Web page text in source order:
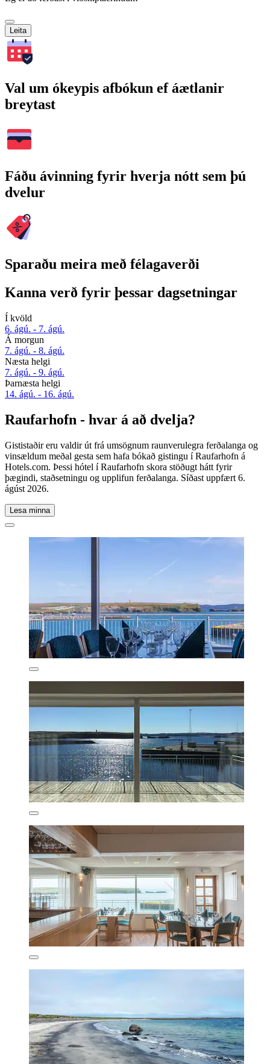
Leita
Val um ókeypis afbókun ef áætlanir
breytast
Fáðu ávinning fyrir hverja nótt sem þú
dvelur
Sparaðu meira með félagaverði
Kanna verð fyrir þessar dagsetningar
Í kvöld
6. ágú. - 7. ágú.
Á morgun
7. ágú. - 8. ágú.
Næsta helgi
7. ágú. - 9. ágú.
Þarnæsta helgi
14. ágú. - 16. ágú.
Raufarhofn - hvar á að dvelja?
Gististaðir eru valdir út frá umsögnum raunverulegra ferðalanga og
vinsældum meðal gesta sem hafa bókað gistingu í Raufarhofn á
Hotels.com. Þessi hótel í Raufarhofn skora stöðugt hátt fyrir
þægindi, staðsetningu og upplifun ferðalanga. Síðast uppfært 6.
ágúst 2026.
Lesa minna